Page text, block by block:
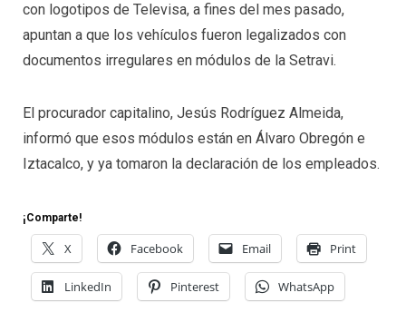
con logotipos de Televisa, a fines del mes pasado,
apuntan a que los vehículos fueron legalizados con
documentos irregulares en módulos de la Setravi.
El procurador capitalino, Jesús Rodríguez Almeida,
informó que esos módulos están en Álvaro Obregón e
Iztacalco, y ya tomaron la declaración de los empleados.
¡Comparte!
X Facebook Email Print
LinkedIn Pinterest WhatsApp